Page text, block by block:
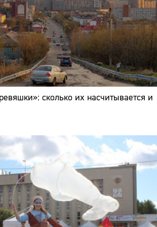
сколько их насчитывается и